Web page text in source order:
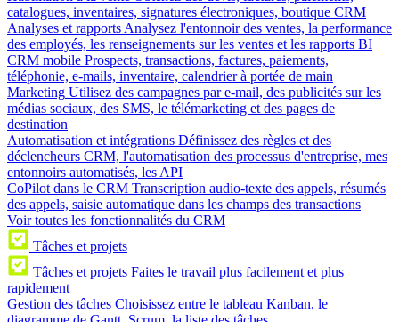
catalogues, inventaires, signatures électroniques, boutique CRM
Analyses et rapports Analysez l'entonnoir des ventes, la performance
des employés, les renseignements sur les ventes et les rapports BI
CRM mobile Prospects, transactions, factures, paiements,
téléphonie, e-mails, inventaire, calendrier à portée de main
Marketing Utilisez des campagnes par e-mail, des publicités sur les
médias sociaux, des SMS, le télémarketing et des pages de
destination
Automatisation et intégrations Définissez des règles et des
déclencheurs CRM, l'automatisation des processus d'entreprise, mes
entonnoirs automatisés, les API
CoPilot dans le CRM Transcription audio-texte des appels, résumés
des appels, saisie automatique dans les champs des transactions
Voir toutes les fonctionnalités du CRM
Tâches et projets
Tâches et projets Faites le travail plus facilement et plus
rapidement
Gestion des tâches Choisissez entre le tableau Kanban, le